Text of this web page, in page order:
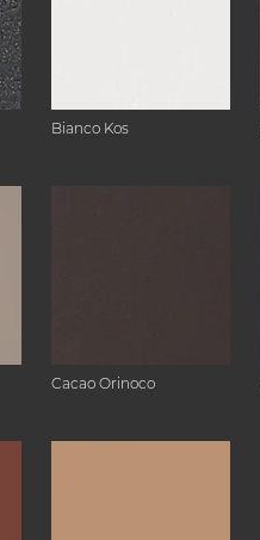
Bianco Kos
Cacao Orinoco